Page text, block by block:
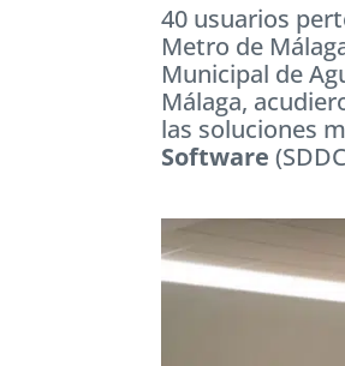
40 usuarios
Metro de
Municipal de
Málaga,
las soluciones
Software